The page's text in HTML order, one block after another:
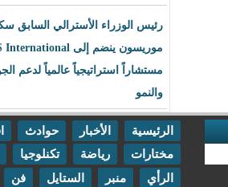
الأسترالي السابق سكوت
موريسون ينضم إلى BLS International
استراتيجياً عالمياً لدعم الجودة
حوادث
اقتصاد
تكنلوجيا
مقابلات
الستايل فن
اتصل بنا